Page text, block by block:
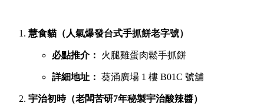
慧食貓（人氣爆發台式手抓餅老字號）
必點推介： 火腿雞蛋肉鬆手抓餅
詳細地址： 葵涌廣場 1 樓 B01C 號舖
宇治初時（老闆苦研7年秘製宇治酸辣醬）